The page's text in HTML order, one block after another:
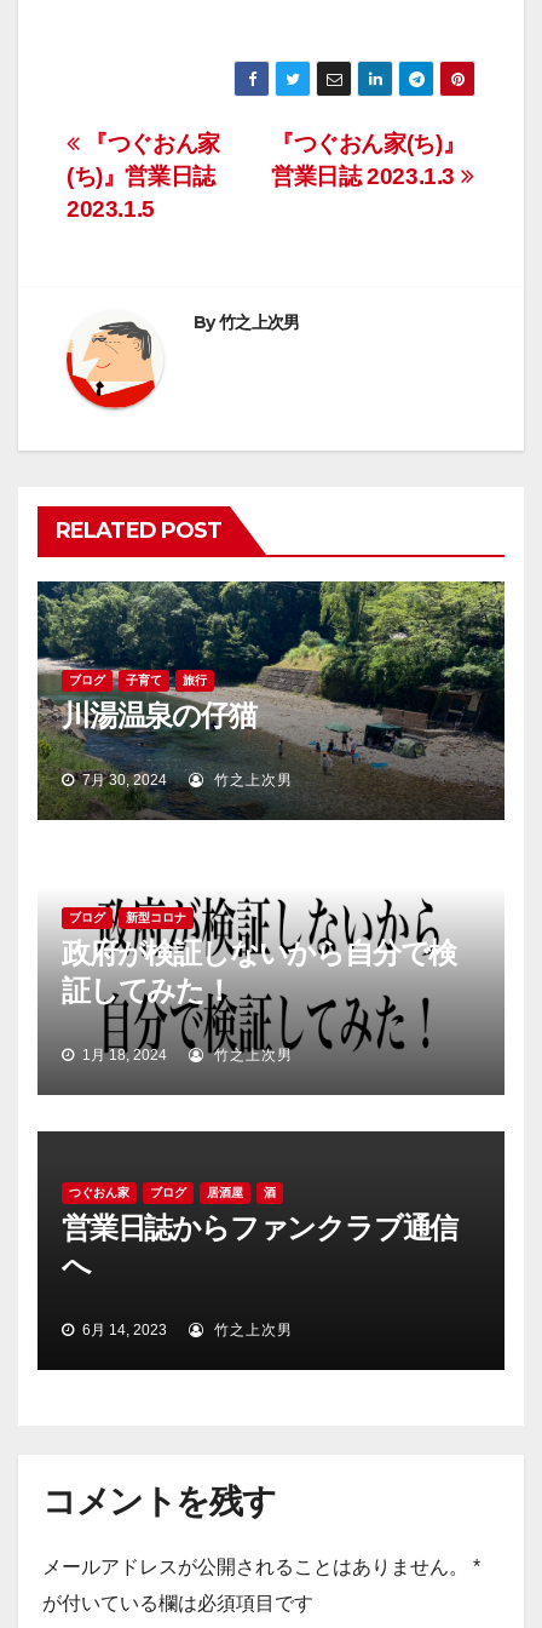
投
稿
ゲ
ー
シ
ョ
ン
『つぐおん家(ち)』
営業日誌 2023.1.3
『つぐおん家
(ち)』営業日誌
2023.1.5
By竹之上次男
RELATED POST
ブログ 子育て 旅行
川湯温泉の仔猫
7月 30, 2024 竹之上次男
ブログ 新型コロナ
政府が検証しないから自分で検
証してみた！
1月 18, 2024 竹之上次男
つぐおん家 ブログ 居酒屋 酒
営業日誌からファンクラブ通信
へ
6月 14, 2023 竹之上次男
コメントを残す
メールアドレスが公開されることはありません。
*
が付いている欄は必須項目です